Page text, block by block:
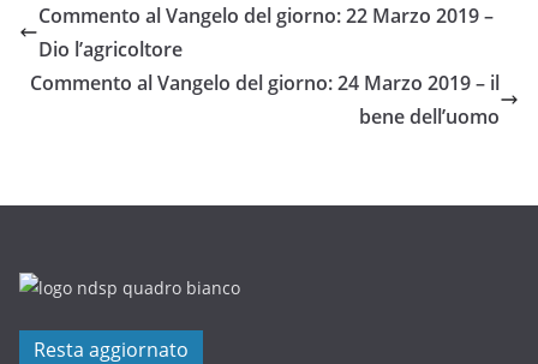
Commento al Vangelo del giorno: 22 Marzo 2019 –
Dio l’agricoltore
Commento al Vangelo del giorno: 24 Marzo 2019 – il
bene dell’uomo
Resta aggiornato